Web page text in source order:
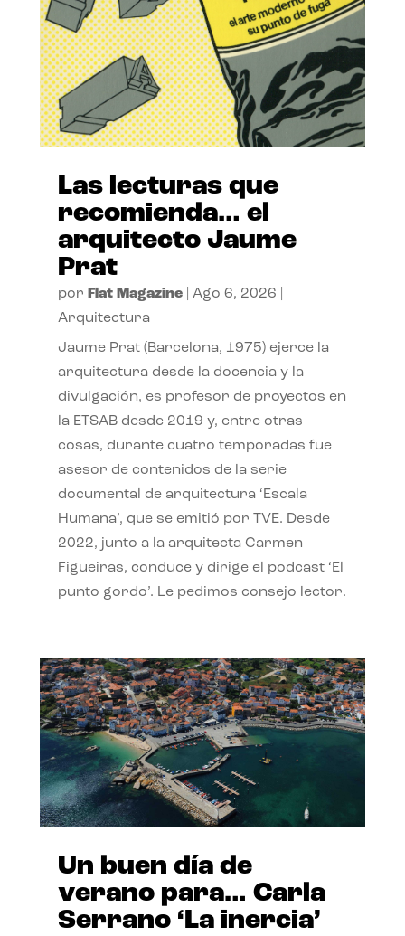
Las lecturas que
recomienda… el
arquitecto Jaume
Prat
por Flat Magazine| Ago 6, 2026
Arquitectura
Jaume Prat (Barcelona, 1975) ejerce la
arquitectura desde la docencia y la
divulgación, es profesor de proyectos en
la ETSAB desde 2019 y, entre otras
cosas, durante cuatro temporadas fue
asesor de contenidos de la serie
documental de arquitectura ‘Escala
Humana’, que se emitió por TVE. Desde
2022, junto a la arquitecta Carmen
Figueiras, conduce y dirige el podcast ‘El
punto gordo’. Le pedimos consejo lector.
Un buen día de
verano para… Carla
Serrano ‘La inercia’